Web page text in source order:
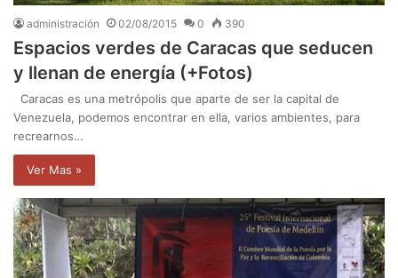
administración 02/08/2015 0 390
Espacios verdes de Caracas que seducen
y llenan de energía (+Fotos)
Caracas es una metrópolis que aparte de ser la capital de
Venezuela, podemos encontrar en ella, varios ambientes, para
recrearnos…
Ver Mas »